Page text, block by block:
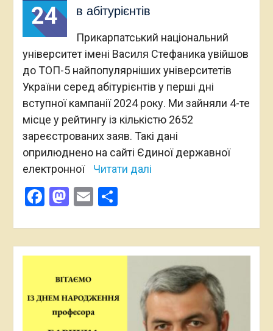
24
в абітурієнтів
Прикарпатський національний
університет імені Василя Стефаника увійшов
до ТОП-5 найпопулярніших університетів
України серед абітурієнтів у перші дні
вступної кампанії 2024 року. Ми зайняли 4-те
місце у рейтингу із кількістю 2652
зареєстрованих заяв. Такі дані
оприлюднено на сайті Єдиної державної
електронної
Читати далі
Facebook
Mastodon
EmailПоділитися